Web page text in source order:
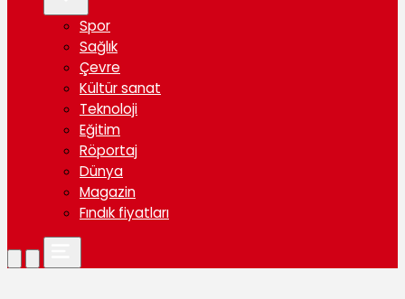
Spor
Sağlık
Çevre
Kültür sanat
Teknoloji
Eğitim
Röportaj
Dünya
Magazin
Fındık fiyatları